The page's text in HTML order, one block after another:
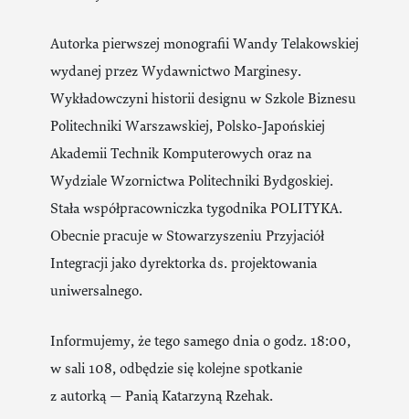
Autorka pierwszej monografii Wandy Telakowskiej
wydanej przez Wydawnictwo Marginesy.
Wykładowczyni historii designu w Szkole Biznesu
Politechniki Warszawskiej, Polsko-Japońskiej
Akademii Technik Komputerowych oraz na
Wydziale Wzornictwa Politechniki Bydgoskiej.
Stała współpracowniczka tygodnika POLITYKA.
Obecnie pracuje w Stowarzyszeniu Przyjaciół
Integracji jako dyrektorka ds. projektowania
uniwersalnego.
Informujemy, że tego samego dnia o godz. 18:00,
w sali 108, odbędzie się kolejne spotkanie
z autorką — Panią Katarzyną Rzehak.